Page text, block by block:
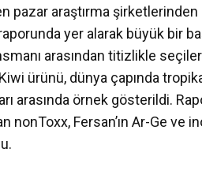
pazar araştırma şirketlerinden
yer alarak büyük bir
arasından titizlikle
ürünü, dünya çapında
arasında örnek gösterildi.
nonToxx, Fersan’ın Ar-Ge ve